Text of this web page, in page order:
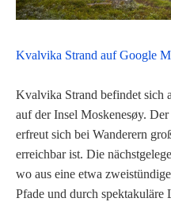
Kvalvika Strand auf Google
Kvalvika Strand befindet sich
auf der Insel Moskenesøy.
erfreut sich bei Wanderern
erreichbar ist. Die
wo aus eine etwa
Pfade und durch spektakuläre